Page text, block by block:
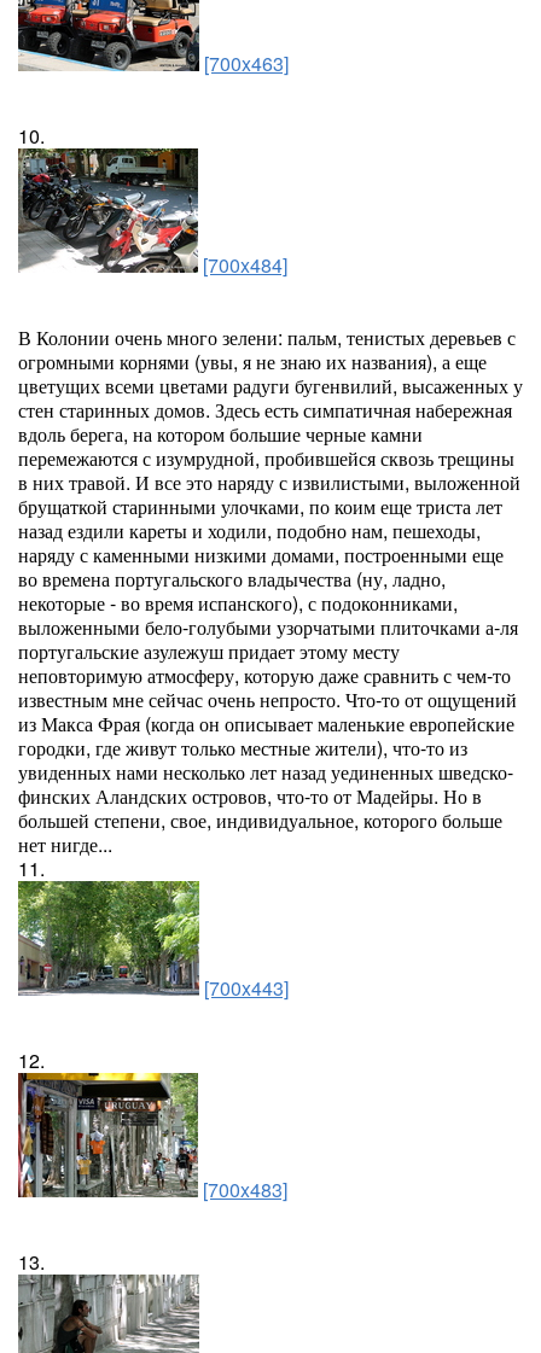
[700x463]
10.
[700x484]
В Колонии очень много зелени: пальм, тенистых деревьев с
огромными корнями (увы, я не знаю их названия), а еще
цветущих всеми цветами радуги бугенвилий, высаженных у
стен старинных домов. Здесь есть симпатичная набережная
вдоль берега, на котором большие черные камни
перемежаются с изумрудной, пробившейся сквозь трещины
в них травой. И все это наряду с извилистыми, выложенной
брущаткой старинными улочками, по коим еще триста лет
назад ездили кареты и ходили, подобно нам, пешеходы,
наряду с каменными низкими домами, построенными еще
во времена португальского владычества (ну, ладно,
некоторые - во время испанского), с подоконниками,
выложенными бело-голубыми узорчатыми плиточками а-ля
португальские азулежуш придает этому месту
неповторимую атмосферу, которую даже сравнить с чем-то
известным мне сейчас очень непросто. Что-то от ощущений
из Макса Фрая (когда он описывает маленькие европейские
городки, где живут только местные жители), что-то из
увиденных нами несколько лет назад уединенных шведско-
финских Аландских островов, что-то от Мадейры. Но в
большей степени, свое, индивидуальное, которого больше
нет нигде...
11.
[700x443]
12.
[700x483]
13.